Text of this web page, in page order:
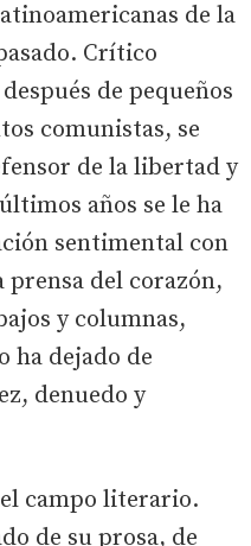
de la
Crítico
de pequeños
comunistas, se
de la libertad y
años se le ha
sentimental con
prensa del corazón,
y columnas,
ha dejado de
denuedo y
campo literario.
de su prosa, de